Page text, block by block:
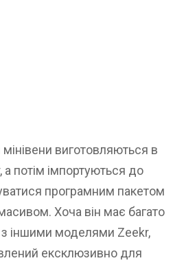
виготовляються в
а потім імпортуються до
програмним пакетом
Хоча він має багато
з іншими моделями Zeekr,
ексклюзивно для